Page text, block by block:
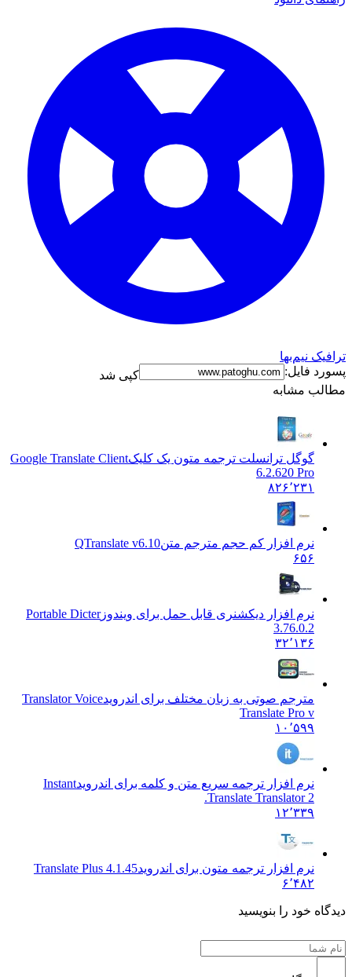
نیم‌بها
فایل:
کپی شد
مشابه
گوگل ترانسلت ترجمه متون یک کلیکGoogle Translate Client
6.2.620 Pro
۸۲۶٬۲۳۱
نرم افزار کم حجم مترجم متنQTranslate v6.10
نرم افزار دیکشنری قابل حمل برای ویندوز Portable Dicter
3.76.0.2
۳۲٬۱۳۶
مترجم صوتی به زبان مختلف برای اندروید Translator Voice
Translate Pro v
۱۰٬۵۹۹
نرم افزار ترجمه سریع متن و کلمه برای اندروید Instant
Translate Translator 2.
۱۲٬۳۳۹
نرم افزار ترجمه متون برای اندروید Translate Plus 4.1.45
خود را بنویسید